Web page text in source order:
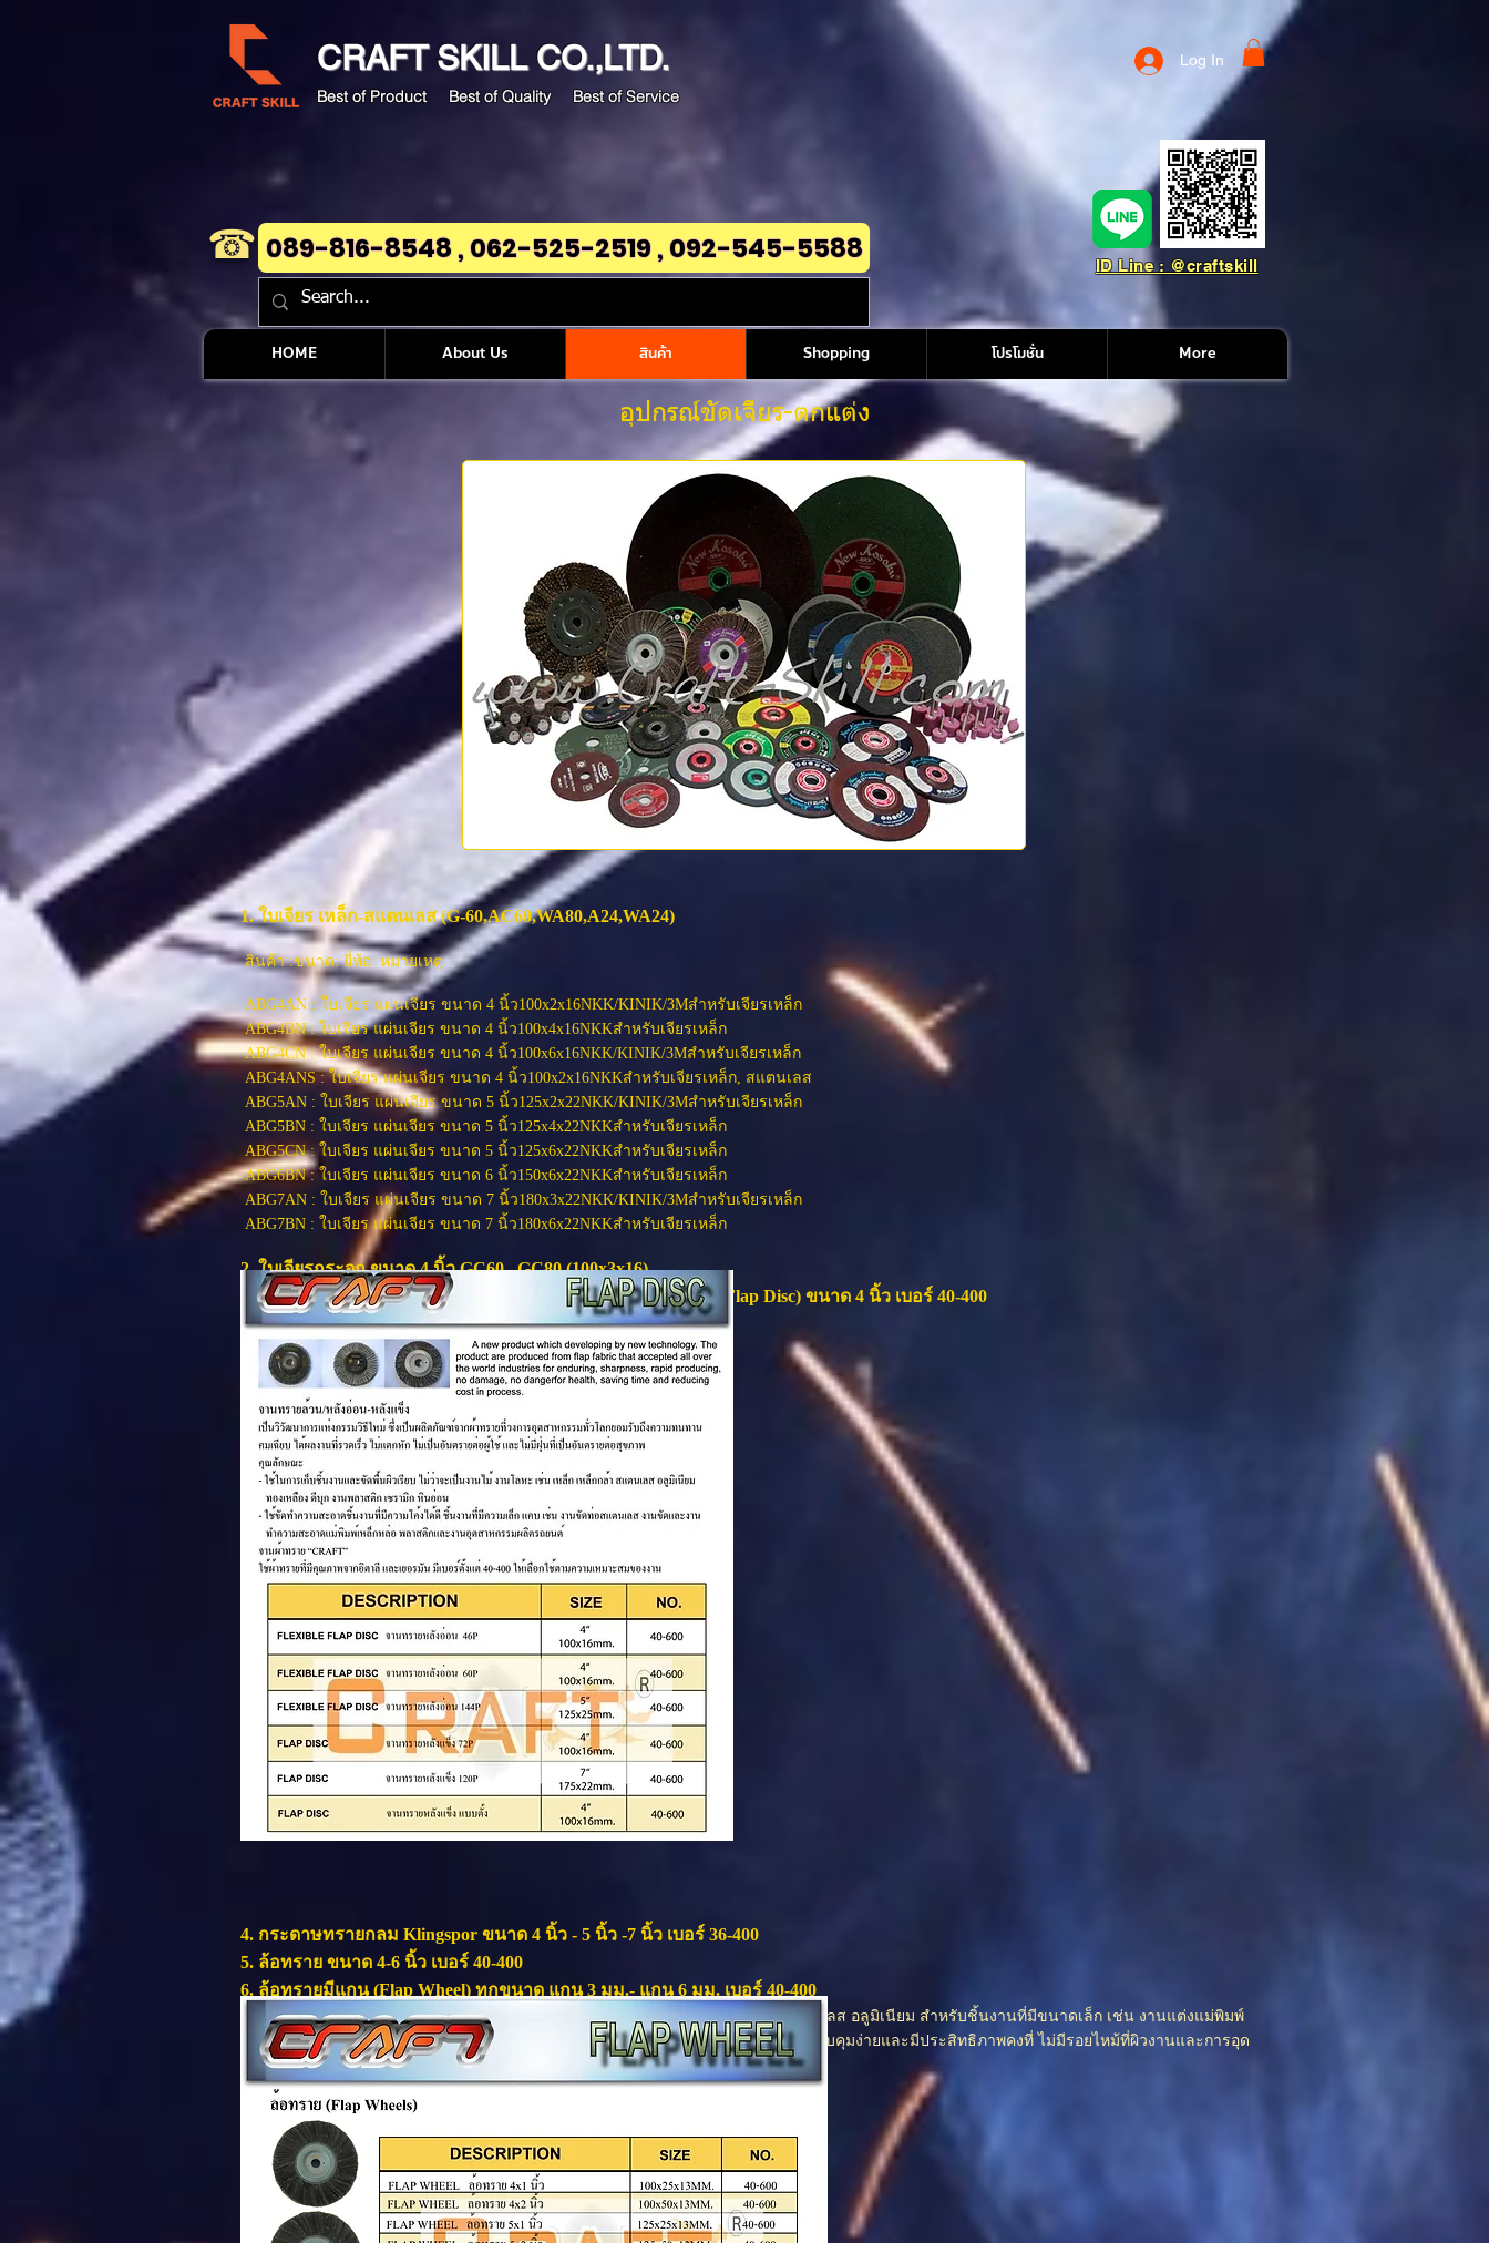
CRAFT SKILL CO.,LTD.
Best of Product Best of Quality Best of Service
Log In
☎ 089-816-8548 , 062-525-2519 , 092-545-5588 ID Line : @craftskill
HOME About Us สินค้า Shopping โปรโมชั่น More
อุปกรณ์ขัดเจียร-ตกแต่ง
1. ใบเจียร เหล็ก-สแตนเลส (G-60,AC60,WA80,A24,WA24)
สินค้า :ขนาด: ยี่ห้อ: หมายเหตุ
ABG4AN : ใบเจียร แผ่นเจียร ขนาด 4 นิ้ว100x2x16NKK/KINIK/3Mสำหรับเจียรเหล็ก
ABG4BN : ใบเจียร แผ่นเจียร ขนาด 4 นิ้ว100x4x16NKKสำหรับเจียรเหล็ก
ABG4CN : ใบเจียร แผ่นเจียร ขนาด 4 นิ้ว100x6x16NKK/KINIK/3Mสำหรับเจียรเหล็ก
ABG4ANS : ใบเจียร แผ่นเจียร ขนาด 4 นิ้ว100x2x16NKKสำหรับเจียรเหล็ก, สแตนเลส
ABG5AN : ใบเจียร แผ่นเจียร ขนาด 5 นิ้ว125x2x22NKK/KINIK/3Mสำหรับเจียรเหล็ก
ABG5BN : ใบเจียร แผ่นเจียร ขนาด 5 นิ้ว125x4x22NKKสำหรับเจียรเหล็ก
ABG5CN : ใบเจียร แผ่นเจียร ขนาด 5 นิ้ว125x6x22NKKสำหรับเจียรเหล็ก
ABG6BN : ใบเจียร แผ่นเจียร ขนาด 6 นิ้ว150x6x22NKKสำหรับเจียรเหล็ก
ABG7AN : ใบเจียร แผ่นเจียร ขนาด 7 นิ้ว180x3x22NKK/KINIK/3Mสำหรับเจียรเหล็ก
ABG7BN : ใบเจียร แผ่นเจียร ขนาด 7 นิ้ว180x6x22NKKสำหรับเจียรเหล็ก
2. ใบเจียรกระจก ขนาด 4 นิ้ว GC60 , GC80 (100x3x16)
3. จานผ้าทรายเรียงซ้อน,จานทรายหลังแข็ง, จานทรายหลังอ่อน (Flap Disc) ขนาด 4 นิ้ว เบอร์ 40-400
4. กระดาษทรายกลม Klingspor ขนาด 4 นิ้ว - 5 นิ้ว -7 นิ้ว เบอร์ 36-400
5. ล้อทราย ขนาด 4-6 นิ้ว เบอร์ 40-400
6. ล้อทรายมีแกน (Flap Wheel) ทุกขนาด แกน 3 มม.- แกน 6 มม. เบอร์ 40-400
เหมาะสำหรับงานแต่งผิวโค้ง/เรียบ สามารถใช้กับไม้หรือโลหะได้หลายชนิด เหล็ก สแตนเลส อลูมิเนียม สำหรับชิ้นงานที่มีขนาดเล็ก เช่น งานแต่งแม่พิมพ์
จิวเวอร์รี่ งานทั่วไป ฯลฯ โดยสามารถปรับเปลี่ยนความเร็วรอบได้ตามความเหมาะ สม ควบคุมง่ายและมีประสิทธิภาพคงที่ ไม่มีรอยไหม้ที่ผิวงานและการอุด
ตันของเศษงาน